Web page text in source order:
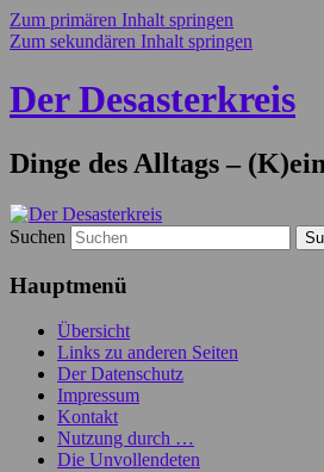
Zum primären Inhalt springen
Zum sekundären Inhalt springen
Der Desasterkreis
Dinge des Alltags –
Suchen
Hauptmenü
Übersicht
Links zu anderen Seiten
Der Datenschutz
Impressum
Kontakt
Nutzung durch …
Die Unvollendeten